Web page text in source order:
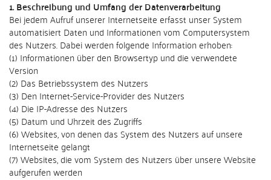
1. Beschreibung und Umfang der Datenverarbeitung
Bei jedem Aufruf unserer Internetseite erfasst unser System
automatisiert Daten und Informationen vom Computersystem
des Nutzers. Dabei werden folgende Information erhoben:
(1) Informationen über den Browsertyp und die verwendete
Version
(2) Das Betriebssystem des Nutzers
(3) Den Internet-Service-Provider des Nutzers
(4) Die IP-Adresse des Nutzers
(5) Datum und Uhrzeit des Zugriffs
(6) Websites, von denen das System des Nutzers auf unsere
Internetseite gelangt
(7) Websites, die vom System des Nutzers über unsere Website
aufgerufen werden